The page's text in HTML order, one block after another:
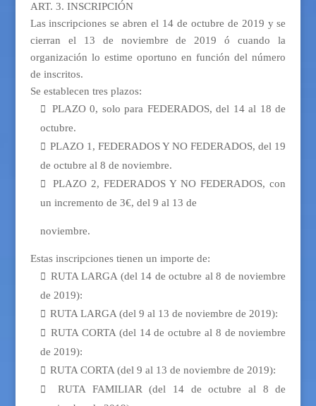
ART. 3. INSCRIPCIÓN
Las inscripciones se abren el 14 de octubre de 2019 y se
cierran el 13 de noviembre de 2019 ó cuando la
organización lo estime oportuno en función del número
de inscritos.
Se establecen tres plazos:
 PLAZO 0, solo para FEDERADOS, del 14 al 18 de
octubre.
 PLAZO 1, FEDERADOS Y NO FEDERADOS, del 19
de octubre al 8 de noviembre.
 PLAZO 2, FEDERADOS Y NO FEDERADOS, con
un incremento de 3€, del 9 al 13 de
noviembre.
Estas inscripciones tienen un importe de:
 RUTA LARGA (del 14 de octubre al 8 de noviembre
de 2019):
 RUTA LARGA (del 9 al 13 de noviembre de 2019):
RUTA CORTA (del 14 de octubre al 8 de noviembre
de 2019):
 RUTA CORTA (del 9 al 13 de noviembre de 2019):
 RUTA FAMILIAR (del 14 de octubre al 8 de